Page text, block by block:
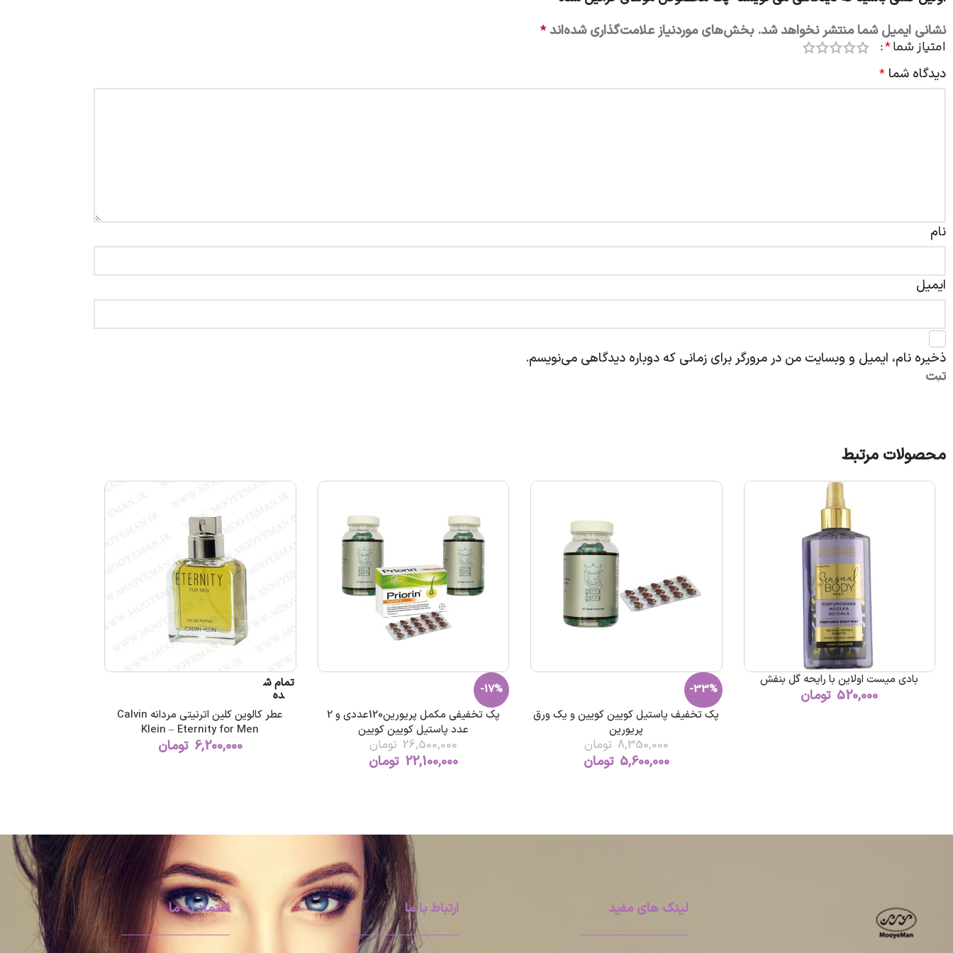
نشانی ایمیل شما منتشر نخواهد شد. بخش‌های موردنیاز علامت‌گذاری شده‌اند *
امتیاز شما*
دیدگاه شما *
نام
ایمیل
ذخیره نام، ایمیل و وبسایت من در مرورگر برای زمانی که دوباره دیدگاهی می‌نویسم.
محصولات مرتبط
بادی میست اولاین با رایحه گل بنفش
520,000 تومان
-33%
پک تخفیف پاستیل کویین کویین و یک ورق
پریورین
8,350,000 تومان
5,600,000 تومان
-17%
پک تخفیفی مکمل پریورین120عددی و 2
عدد پاستیل کویین کویین
26,500,000 تومان
22,100,000 تومان
تمام ش
ده
عطر کالوین کلین اترنیتی مردانه Calvin
Klein – Eternity for Men
6,200,000 تومان
لینک های مفید ارتباط با ما اعتماد به ما